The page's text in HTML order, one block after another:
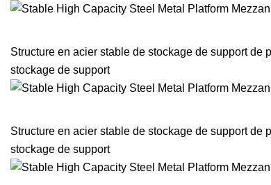
Structure en acier stable de stockage de support
stockage de support
Structure en acier stable de stockage de support
stockage de support